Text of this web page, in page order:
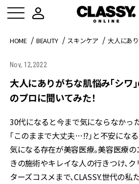
HOME BEAUTY スキンケア 大人にあ
Nov, 12,2022
大人にありがちな肌悩み「シワ
のプロに聞いてみた！
30代になると今まで気にならなかっ
「このままで大丈夫…!?」と不安にな
気になる存在が美容医療。美容医療
きの施術やキレイな人の行きつけ、
ターズコスメまで、CLASSY.世代の